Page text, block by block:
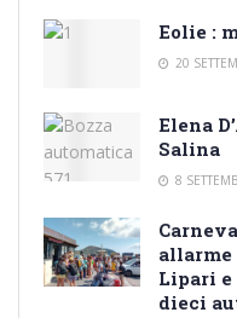
Eolie :
20
Elena
Salina
8
allarme
Lipari e
dieci